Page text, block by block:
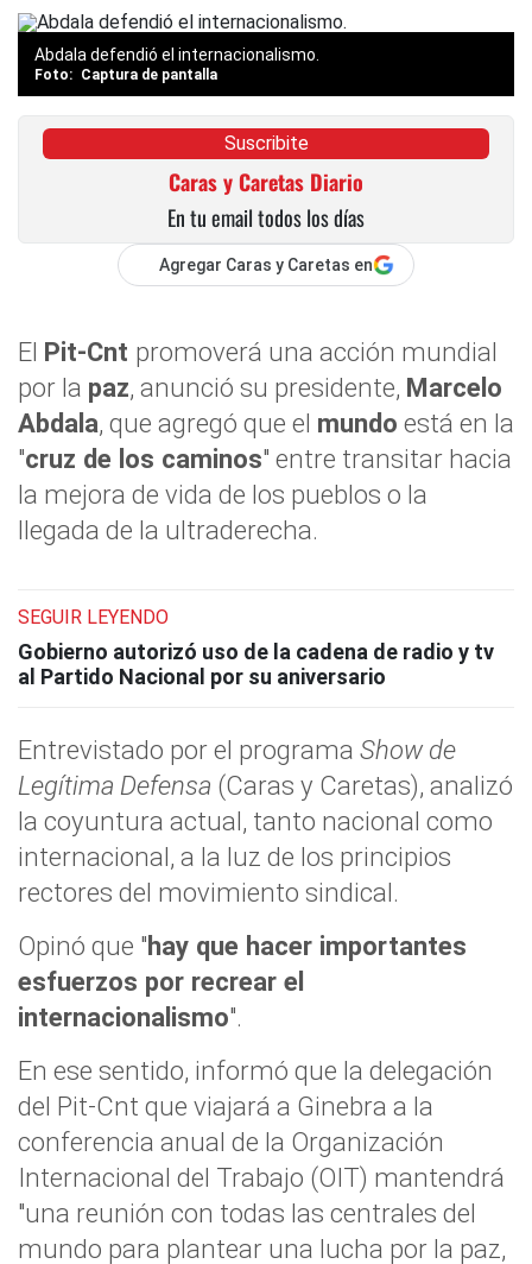
Abdala defendió el internacionalismo.
Captura de pantalla
Suscribite
Caras y Caretas Diario
En tu email todos los días
Agregar Caras y Caretas en
El Pit-Cnt promoverá una acción mundial
por la paz, anunció su presidente, Marcelo
Abdala, que agregó que el mundo está en la
"cruz de los caminos" entre transitar hacia
la mejora de vida de los pueblos o la
llegada de la ultraderecha.
SEGUIR LEYENDO
Gobierno autorizó uso de la cadena de radio y tv
al Partido Nacional por su aniversario
Entrevistado por el programa Show de
Legítima Defensa (Caras y Caretas), analizó
la coyuntura actual, tanto nacional como
internacional, a la luz de los principios
rectores del movimiento sindical.
Opinó que "hay que hacer importantes
esfuerzos por recrear el
internacionalismo".
En ese sentido, informó que la delegación
del Pit-Cnt que viajará a Ginebra a la
conferencia anual de la Organización
Internacional del Trabajo (OIT) mantendrá
"una reunión con todas las centrales del
mundo para plantear una lucha por la paz,